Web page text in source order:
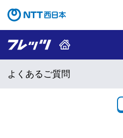
コンテンツのリンクナ
よくあるご質問